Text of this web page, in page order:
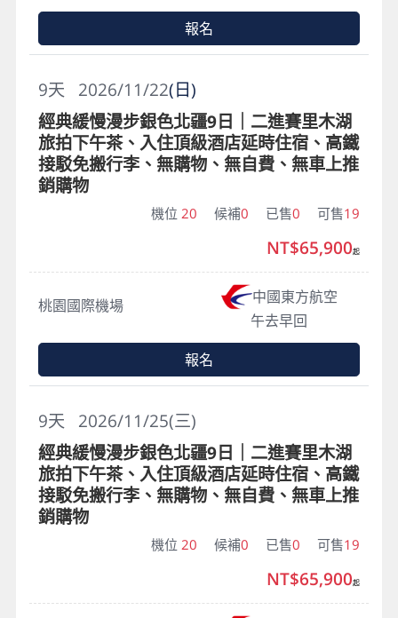
報名
2026/11/22(日)
9天
經典緩慢漫步銀色北疆9日｜二進賽里木湖
旅拍下午茶、入住頂級酒店延時住宿、高鐵
接駁免搬行李、無購物、無自費、無車上推
銷購物
機位 20 候補0 已售0 可售19
桃園國際機場
中國東方航空
午去早回
NT$65,900起
報名
2026/11/25(三)
9天
經典緩慢漫步銀色北疆9日｜二進賽里木湖
旅拍下午茶、入住頂級酒店延時住宿、高鐵
接駁免搬行李、無購物、無自費、無車上推
銷購物
機位 20 候補0 已售0 可售19
NT$65,900起